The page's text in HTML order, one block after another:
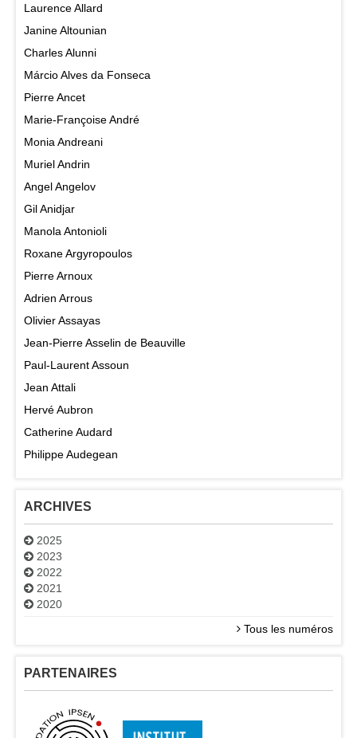
Laurence Allard
Janine Altounian
Charles Alunni
Márcio Alves da Fonseca
Pierre Ancet
Marie-Françoise André
Monia Andreani
Muriel Andrin
Angel Angelov
Gil Anidjar
Manola Antonioli
Roxane Argyropoulos
Pierre Arnoux
Adrien Arrous
Olivier Assayas
Jean-Pierre Asselin de Beauville
Paul-Laurent Assoun
Jean Attali
Hervé Aubron
Catherine Audard
Philippe Audegean
ARCHIVES
2025
2023
2022
2021
2020
Tous les numéros
PARTENAIRES